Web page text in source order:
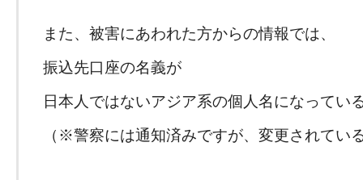
また、被害にあわれた方からの情報では、
振込先口座の名義が
日本人ではないアジア系の個人名になってい
（※警察には通知済みですが、変更されてい